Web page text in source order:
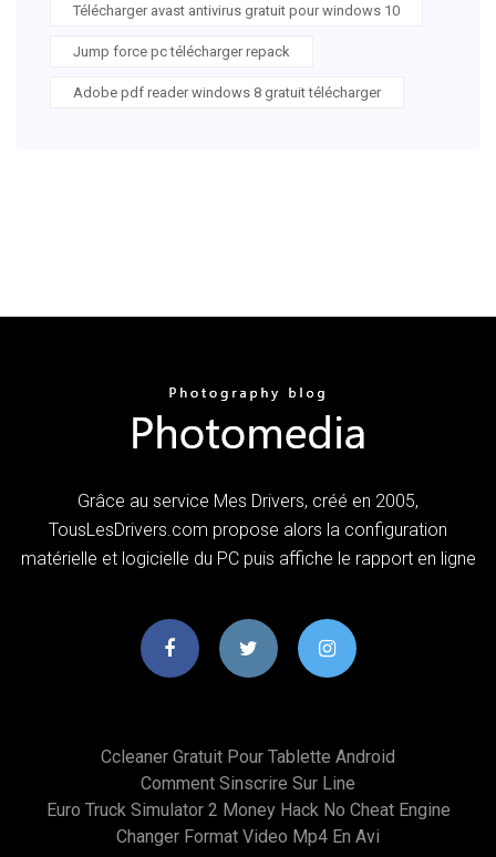
Télécharger avast antivirus gratuit pour windows 10
Jump force pc télécharger repack
Adobe pdf reader windows 8 gratuit télécharger
Grâce au service Mes Drivers, créé en 2005,
TousLesDrivers.com propose alors la configuration
matérielle et logicielle du PC puis affiche le rapport en ligne
Ccleaner Gratuit Pour Tablette Android
Comment Sinscrire Sur Line
Euro Truck Simulator 2 Money Hack No Cheat Engine
Changer Format Video Mp4 En Avi